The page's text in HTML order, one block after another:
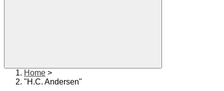
Home >
"H.C. Andersen"